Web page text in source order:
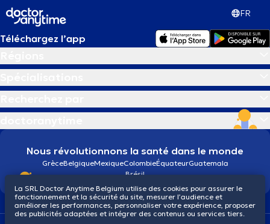
FR
Téléchargez l’app
Nous révolutionnons la santé dans le monde
GrèceBelgiqueMexiqueColombieÉquateurGuatemala
Brésil
La SRL Doctor Anytime Belgium utilise des cookies pour assurer le
fonctionnement et la sécurité du site, mesurer l’audience et
améliorer les performances, personnaliser votre expérience, proposer
des publicités adaptées et intégrer des contenus ou services tiers.